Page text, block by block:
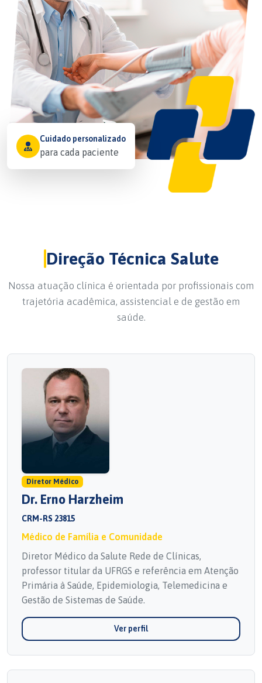
Cuidado personalizado
para cada paciente
Direção Técnica Salute
Nossa atuação clínica é orientada por profissionais com
trajetória acadêmica, assistencial e de gestão em
saúde.
Diretor Médico
Dr. Erno Harzheim
CRM-RS 23815
Médico de Família e Comunidade
Diretor Médico da Salute Rede de Clínicas,
professor titular da UFRGS e referência em Atenção
Primária à Saúde, Epidemiologia, Telemedicina e
Gestão de Sistemas de Saúde.
Ver perfil